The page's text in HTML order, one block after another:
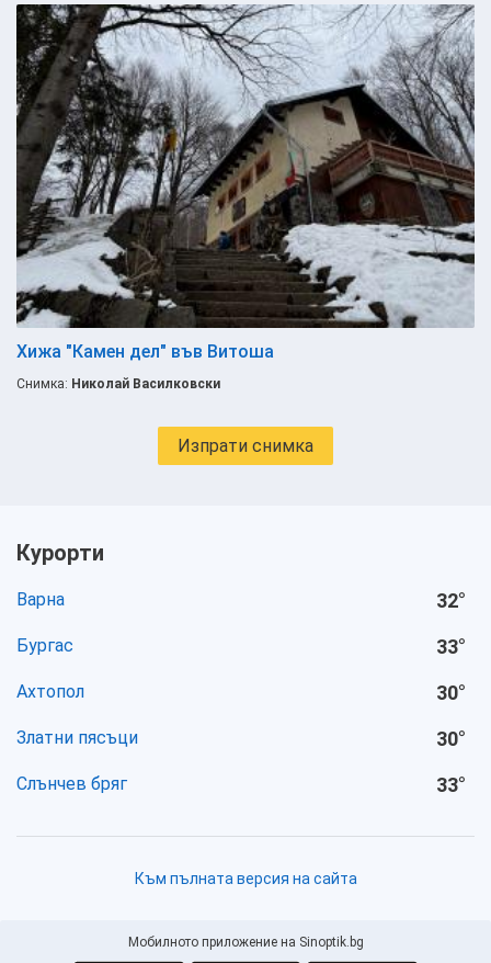
Хижа "Камен дел" във Витоша
Снимка: Николай Василковски
Изпрати снимка
Курорти
Варна 32°
Бургас 33°
Ахтопол 30°
Златни пясъци 30°
Слънчев бряг 33°
Към пълната версия на сайта
Мобилното приложение на Sinoptik.bg